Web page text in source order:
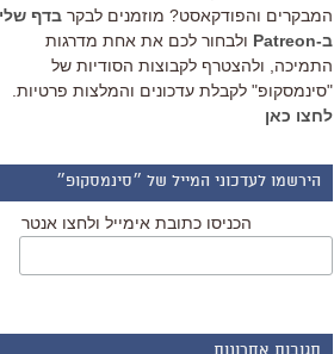
המבקרים והפודקאסט? מוזמנים לבקר בדף שלי
ב-Patreon
ולבחור לכם את אחת מדרגות
התמיכה, ולהצטרף לקבוצות הסודיות של
"סינמסקופ" לקבלת עדכונים והמלצות פרטיות.
לחצו כאן
הירשמו לעדכוני המייל של ״סינמסקופ״
הכניסו כתובת אימייל ולחצו אנטר